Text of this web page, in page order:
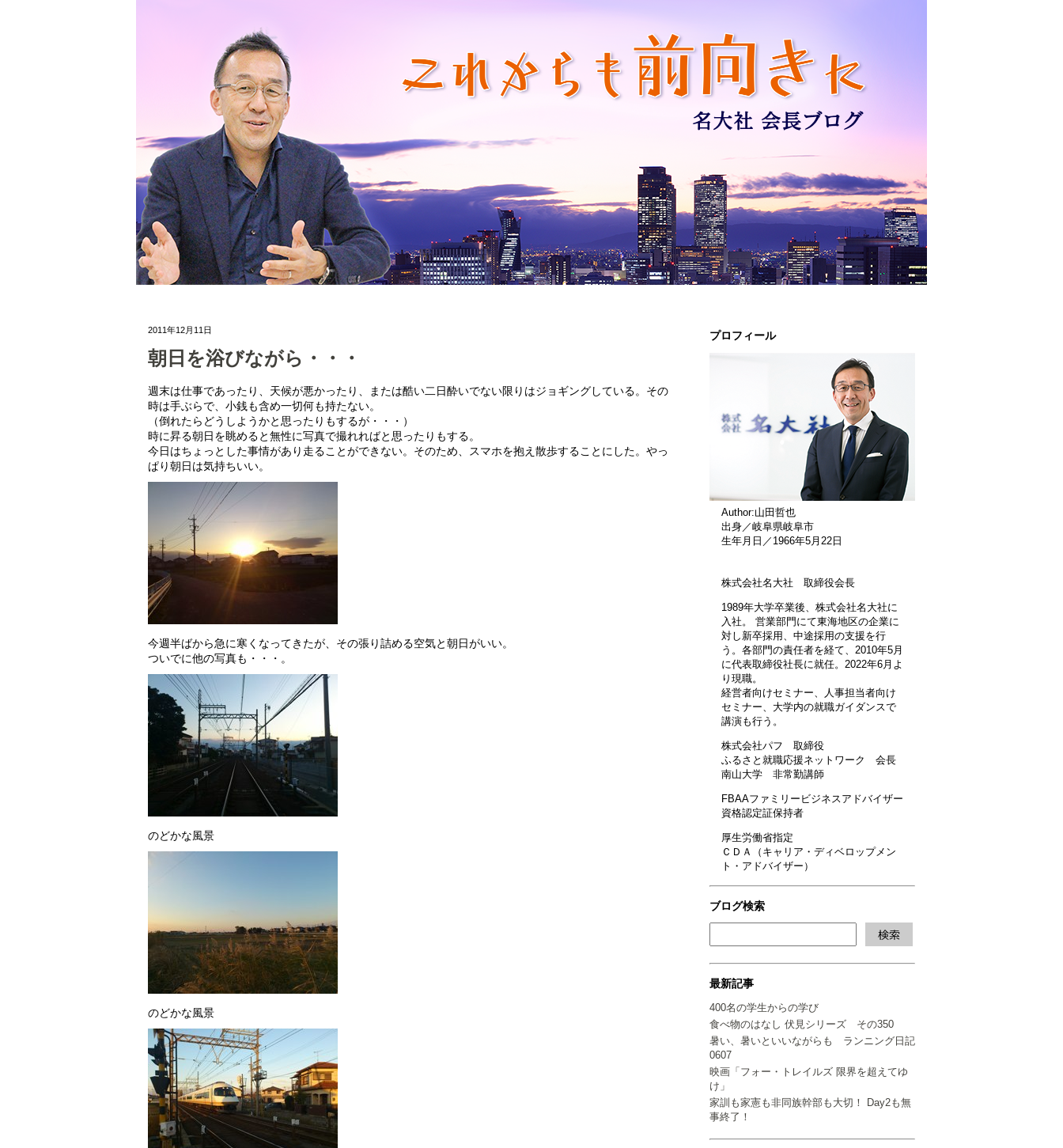
プロフィール
Author:山田哲也
出身／岐阜県岐阜市
生年月日／1966年5月22日
株式会社名大社 取締役会長
1989年大学卒業後、株式会社名大社に
入社。 営業部門にて東海地区の企業に
対し新卒採用、中途採用の支援を行
う。各部門の責任者を経て、2010年5月
に代表取締役社長に就任。2022年6月よ
り現職。
経営者向けセミナー、人事担当者向け
セミナー、大学内の就職ガイダンスで
講演も行う。
株式会社パフ 取締役
ふるさと就職応援ネットワーク 会長
南山大学 非常勤講師
FBAAファミリービジネスアドバイザー
資格認定証保持者
厚生労働省指定
ＣＤＡ（キャリア・ディベロップメン
ト・アドバイザー）
ブログ検索
最新記事
400名の学生からの学び
食べ物のはなし 伏見シリーズ その350
暑い、暑いといいながらも ランニング日記
0607
映画「フォー・トレイルズ 限界を超えてゆ
け」
家訓も家憲も非同族幹部も大切！ Day2も無
事終了！
2011年12月11日
朝日を浴びながら・・・
週末は仕事であったり、天候が悪かったり、または酷い二日酔いでない限りはジョギングしている。その
時は手ぶらで、小銭も含め一切何も持たない。
（倒れたらどうしようかと思ったりもするが・・・）
時に昇る朝日を眺めると無性に写真で撮れればと思ったりもする。
今日はちょっとした事情があり走ることができない。そのため、スマホを抱え散歩することにした。やっ
ぱり朝日は気持ちいい。
今週半ばから急に寒くなってきたが、その張り詰める空気と朝日がいい。
ついでに他の写真も・・・。
のどかな風景
のどかな風景